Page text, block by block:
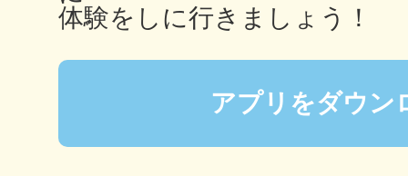
体験をしに行きましょう！
アプリをダウン
生駒